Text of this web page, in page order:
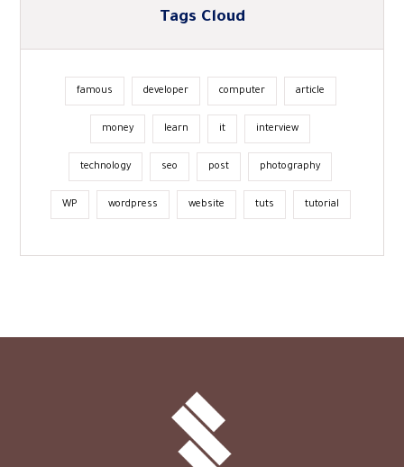
Tags Cloud
article
computer
developer
famous
interview
it
learn
money
photography
post
seo
technology
tutorial
tuts
website
wordpress
WP